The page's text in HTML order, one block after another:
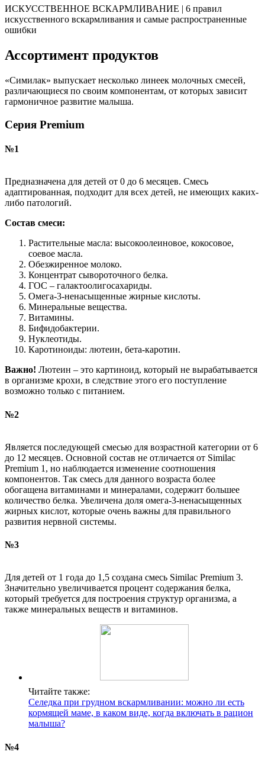
ИСКУССТВЕННОЕ ВСКАРМЛИВАНИЕ | 6 правил
искусственного вскармливания и самые распространенные
ошибки
Ассортимент продуктов
«Симилак» выпускает несколько линеек молочных смесей,
различающиеся по своим компонентам, от которых зависит
гармоничное развитие малыша.
Серия Premium
№1
Предназначена для детей от 0 до 6 месяцев. Смесь
адаптированная, подходит для всех детей, не имеющих каких-
либо патологий.
Состав смеси:
Растительные масла: высокоолеиновое, кокосовое,
соевое масла.
Обезжиренное молоко.
Концентрат сывороточного белка.
ГОС – галактоолигосахариды.
Омега-3-ненасыщенные жирные кислоты.
Минеральные вещества.
Витамины.
Бифидобактерии.
Нуклеотиды.
Каротиноиды: лютеин, бета-каротин.
Важно! Лютеин – это картиноид, который не вырабатывается
в организме крохи, в следствие этого его поступление
возможно только с питанием.
№2
Является последующей смесью для возрастной категории от 6
до 12 месяцев. Основной состав не отличается от Similac
Premium 1, но наблюдается изменение соотношения
компонентов. Так смесь для данного возраста более
обогащена витаминами и минералами, содержит большее
количество белка. Увеличена доля омега-3-ненасыщенных
жирных кислот, которые очень важны для правильного
развития нервной системы.
№3
Для детей от 1 года до 1,5 создана смесь Similac Premium 3.
Значительно увеличивается процент содержания белка,
который требуется для построения структур организма, а
также минеральных веществ и витаминов.
Читайте также:
Селедка при грудном вскармливании: можно ли есть
кормящей маме, в каком виде, когда включать в рацион
малыша?
№4